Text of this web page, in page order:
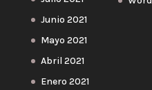
Junio 2021
Mayo 2021
Abril 2021
Enero 2021